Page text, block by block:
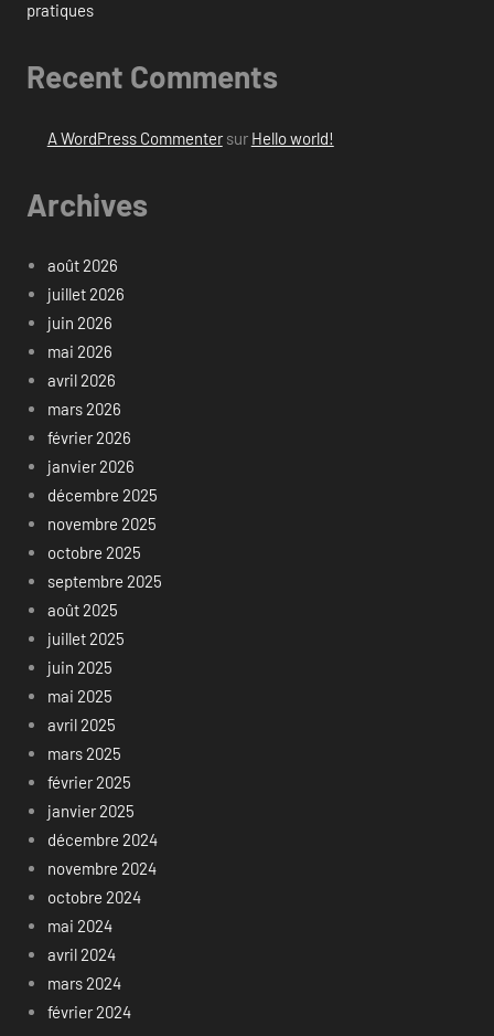
pratiques
Recent Comments
A WordPress Commentersur Hello world!
Archives
août 2026
juillet 2026
juin 2026
mai 2026
avril 2026
mars 2026
février 2026
janvier 2026
décembre 2025
novembre 2025
octobre 2025
septembre 2025
août 2025
juillet 2025
juin 2025
mai 2025
avril 2025
mars 2025
février 2025
janvier 2025
décembre 2024
novembre 2024
octobre 2024
mai 2024
avril 2024
mars 2024
février 2024